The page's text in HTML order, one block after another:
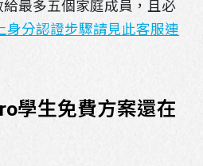
最多五個家庭成員，且必
身分認證步驟請見此客服連
學生免費方案還在